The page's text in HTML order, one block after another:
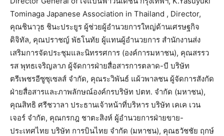
Tominaga Japanese Association in Thailand , Director,
คุณชินาวุธ ชินะประยูร ผู้ช่วยผู้อำนวยการใหญ่ด้านเศรษฐกิจ
ดิจิทัล, คุณปราชญ์ พัธโนทัย ผู้แทนผู้อำนวยการ สำนักงานส่ง
เสริมการจัดประชุมและนิทรรศการ (องค์การมหาชน), คุณสรรว
รส พุทธเจริญลาภ ผู้จัดการฝ่ายสื่อสารการตลาด-บี บริษัท
ตรีเพชรอีซูซุเซลส์ จำกัด, คุณระวิพันธ์ แผ้วพาลชน ผู้จัดการสังกัด
ฝ่ายสื่อสารและภาพลักษณ์องค์กรบริษัท ปตท. จำกัด (มหาชน),
คุณสิทธิ ศรีชวาลา ประธานเจ้าหน้าที่บริหาร บริษัท เคเค เวน
เจอร์ จำกัด, คุณกรกฎ ชาตะสิงห์ ผู้อำนวยการฝ่ายขาย-
ประเทศไทย บริษัท การบินไทย จำกัด (มหาชน), คุณธวัชชัย ฤกษ์